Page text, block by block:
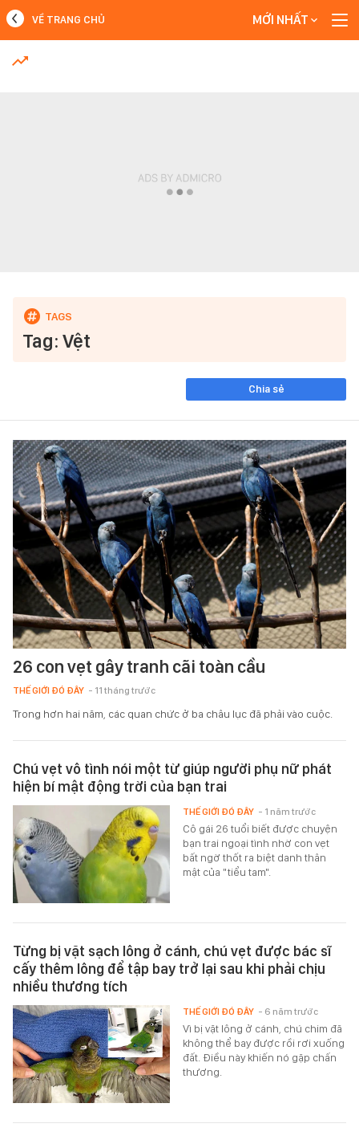
MỚI NHẤT
VỀ TRANG CHỦ MỚI NHẤT
Tag: Vệt
Chia sẻ
26 con vẹt gây tranh cãi toàn cầu
THẾ GIỚI ĐÓ ĐÂY - 11 tháng trước
Trong hơn hai năm, các quan chức ở ba châu lục đã phải vào cuộc.
Chú vẹt vô tình nói một từ giúp người phụ nữ phát
hiện bí mật động trời của bạn trai
Cô gái 26 tuổi biết được chuyện
bạn trai ngoại tình nhờ con vẹt
bất ngờ thốt ra biệt danh thân
mật của "tiểu tam".
THẾ GIỚI ĐÓ ĐÂY - 1 năm trước
Từng bị vặt sạch lông ở cánh, chú vẹt được bác sĩ
cấy thêm lông để tập bay trở lại sau khi phải chịu
nhiều thương tích
Vì bị vặt lông ở cánh, chú chim đã
không thể bay được rồi rơi xuống
đất. Điều này khiến nó gặp chấn
thương.
THẾ GIỚI ĐÓ ĐÂY - 6 năm trước